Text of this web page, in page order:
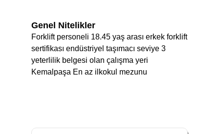
Genel Nitelikler
Forklift personeli 18.45 yaş arası erkek forklift
sertifikası endüstriyel taşımacı seviye 3
yeterlilik belgesi olan çalışma yeri
Kemalpaşa En az ilkokul mezunu